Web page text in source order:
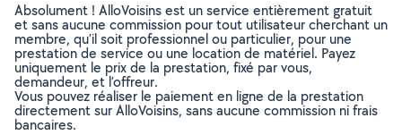
Absolument ! AlloVoisins est un service entièrement gratuit
et sans aucune commission pour tout utilisateur cherchant un
membre, qu’il soit professionnel ou particulier, pour une
prestation de service ou une location de matériel. Payez
uniquement le prix de la prestation, fixé par vous,
demandeur, et l’offreur.
Vous pouvez réaliser le paiement en ligne de la prestation
directement sur AlloVoisins, sans aucune commission ni frais
bancaires.